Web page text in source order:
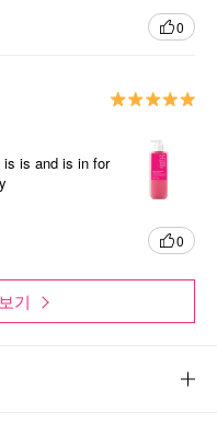
0
is and is in for
0
기